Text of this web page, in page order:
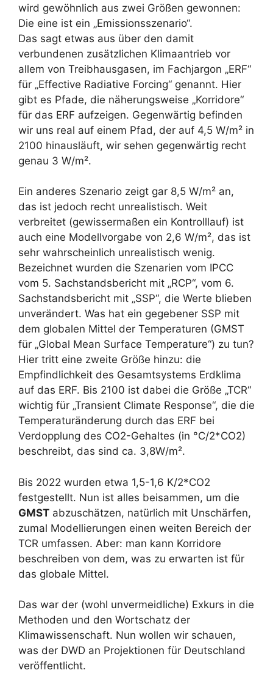
wird gewöhnlich aus zwei Größen gewonnen:
Die eine ist ein „Emissionsszenario“.
Das sagt etwas aus über den damit
verbundenen zusätzlichen Klimaantrieb vor
allem von Treibhausgasen, im Fachjargon „ERF“
für „Effective Radiative Forcing“ genannt. Hier
gibt es Pfade, die näherungsweise „Korridore“
für das ERF aufzeigen. Gegenwärtig befinden
wir uns real auf einem Pfad, der auf 4,5 W/m² in
2100 hinausläuft, wir sehen gegenwärtig recht
genau 3 W/m².
Ein anderes Szenario zeigt gar 8,5 W/m² an,
das ist jedoch recht unrealistisch. Weit
verbreitet (gewissermaßen ein Kontrolllauf) ist
auch eine Modellvorgabe von 2,6 W/m², das ist
sehr wahrscheinlich unrealistisch wenig.
Bezeichnet wurden die Szenarien vom IPCC
vom 5. Sachstandsbericht mit „RCP“, vom 6.
Sachstandsbericht mit „SSP“, die Werte blieben
unverändert. Was hat ein gegebener SSP mit
dem globalen Mittel der Temperaturen (GMST
für „Global Mean Surface Temperature“) zu tun?
Hier tritt eine zweite Größe hinzu: die
Empfindlichkeit des Gesamtsystems Erdklima
auf das ERF. Bis 2100 ist dabei die Größe „TCR“
wichtig für „Transient Climate Response“, die die
Temperaturänderung durch das ERF bei
Verdopplung des CO2-Gehaltes (in °C/2*CO2)
beschreibt, das sind ca. 3,8W/m².
Bis 2022 wurden etwa 1,5-1,6 K/2*CO2
festgestellt. Nun ist alles beisammen, um die
GMST abzuschätzen, natürlich mit Unschärfen,
zumal Modellierungen einen weiten Bereich der
TCR umfassen. Aber: man kann Korridore
beschreiben von dem, was zu erwarten ist für
das globale Mittel.
Das war der (wohl unvermeidliche) Exkurs in die
Methoden und den Wortschatz der
Klimawissenschaft. Nun wollen wir schauen,
was der DWD an Projektionen für Deutschland
veröffentlicht.